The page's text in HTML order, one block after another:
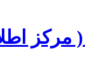
مرکز